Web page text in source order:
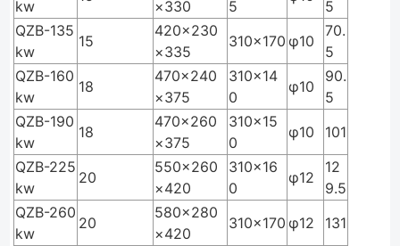
kw
×330
5
5
QZB-135
kw
15
420×230
×335
310×170 φ10
70.
5
QZB-160
kw
18
470×240
×375
310×14
0
φ10
90.
5
QZB-190
kw
18
470×260
×375
310×15
0
φ10
101
QZB-225
kw
20
550×260
×420
310×16
0
φ12
12
9.5
QZB-260
kw
20
580×280
×420
310×170 φ12
131